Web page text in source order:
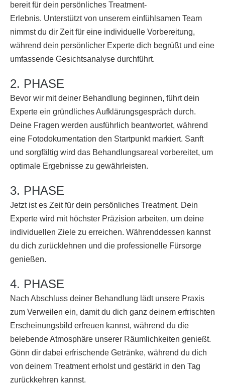
bereit für dein persönliches Treatment-
Erlebnis. Unterstützt von unserem einfühlsamen Team
nimmst du dir Zeit für eine individuelle Vorbereitung,
während dein persönlicher Experte dich begrüßt und eine
umfassende Gesichtsanalyse durchführt.
2. PHASE
Bevor wir mit deiner Behandlung beginnen, führt dein
Experte ein gründliches Aufklärungsgespräch durch.
Deine Fragen werden ausführlich beantwortet, während
eine Fotodokumentation den Startpunkt markiert. Sanft
und sorgfältig wird das Behandlungsareal vorbereitet, um
optimale Ergebnisse zu gewährleisten.
3. PHASE
Jetzt ist es Zeit für dein persönliches Treatment. Dein
Experte wird mit höchster Präzision arbeiten, um deine
individuellen Ziele zu erreichen. Währenddessen kannst
du dich zurücklehnen und die professionelle Fürsorge
genießen.
4. PHASE
Nach Abschluss deiner Behandlung lädt unsere Praxis
zum Verweilen ein, damit du dich ganz deinem erfrischten
Erscheinungsbild erfreuen kannst, während du die
belebende Atmosphäre unserer Räumlichkeiten genießt.
Gönn dir dabei erfrischende Getränke, während du dich
von deinem Treatment erholst und gestärkt in den Tag
zurückkehren kannst.